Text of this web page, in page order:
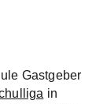
Gastgeber
in